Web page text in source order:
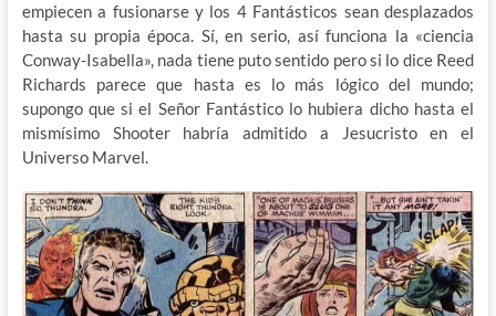
empiecen a fusionarse y los 4 Fantásticos sean desplazados
hasta su propia época. Sí, en serio, así funciona la «ciencia
Conway-Isabella», nada tiene puto sentido pero si lo dice Reed
Richards parece que hasta es lo más lógico del mundo;
supongo que si el Señor Fantástico lo hubiera dicho hasta el
mismísimo Shooter habría admitido a Jesucristo en el
Universo Marvel.